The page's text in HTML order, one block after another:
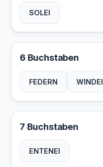
SOLEI
6 Buchstaben
FEDERN WINDEI
7 Buchstaben
ENTENEI